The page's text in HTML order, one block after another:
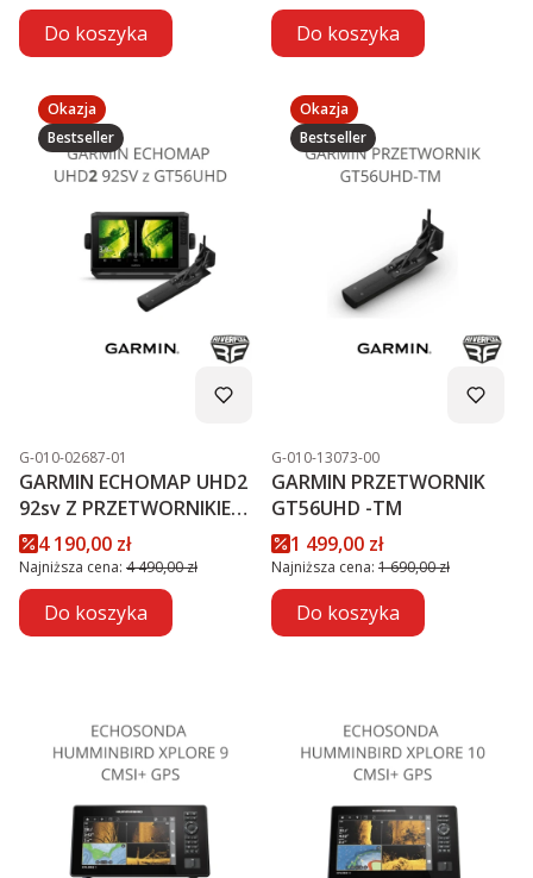
Do koszyka Do koszyka
Okazja
Bestseller
Kod produktu
G-010-02687-01
GARMIN ECHOMAP UHD2
92sv Z PRZETWORNIKIEM
GT56UHD-TM PROMOCJA
Cena promocyjna
4 190,00 zł
Najniższa cena: 4 490,00 zł
Do koszyka
Okazja
Bestseller
Kod produktu
G-010-13073-00
GARMIN PRZETWORNIK
GT56UHD -TM
Cena promocyjna
1 499,00 zł
Najniższa cena: 1 690,00 zł
Do koszyka